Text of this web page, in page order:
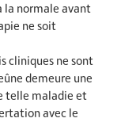
la normale avant
ne soit
cliniques ne sont
demeure une
telle maladie et
avec le